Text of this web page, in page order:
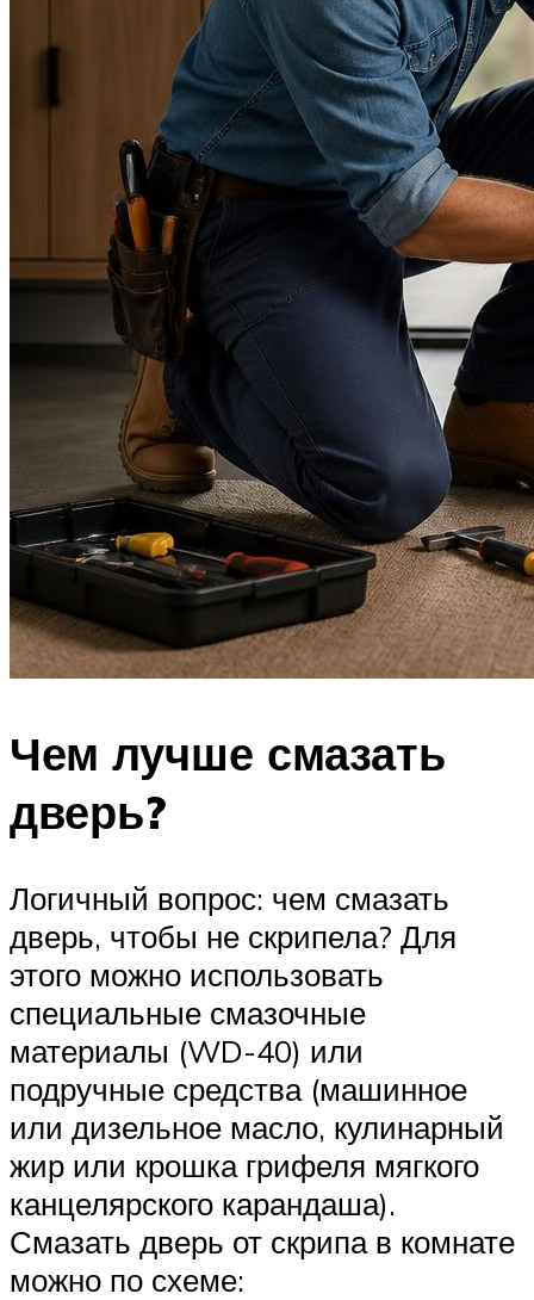
Чем лучше смазать
дверь?
Логичный вопрос: чем смазать
дверь, чтобы не скрипела? Для
этого можно использовать
специальные смазочные
материалы (WD-40) или
подручные средства (машинное
или дизельное масло, кулинарный
жир или крошка грифеля мягкого
канцелярского карандаша).
Смазать дверь от скрипа в комнате
можно по схеме: